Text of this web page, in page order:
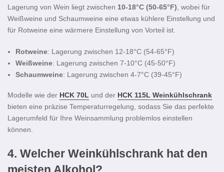
Lagerung von Wein liegt zwischen 10-18°C (50-65°F) , wobei für
Weißweine und Schaumweine eine etwas kühlere Einstellung und
für Rotweine eine wärmere Einstellung von Vorteil ist.
Rotweine: Lagerung zwischen 12-18°C (54-65°F)
Weißweine: Lagerung zwischen 7-10°C (45-50°F)
Schaumweine: Lagerung zwischen 4-7°C (39-45°F)
Modelle wie der HCK 70L und der HCK 115L Weinkühlschrank
bieten eine präzise Temperaturregelung, sodass Sie das perfekte
Lagerumfeld für Ihre Weinsammlung problemlos einstellen
können.
4. Welcher Weinkühlschrank hat den
meisten Alkohol?